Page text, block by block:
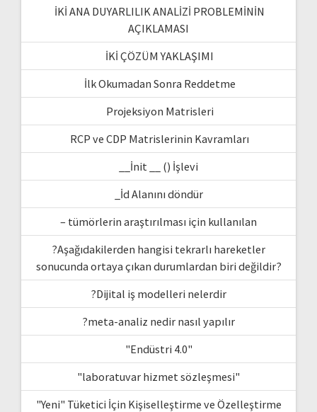
İKİ ANA DUYARLILIK ANALİZİ PROBLEMİNİN
AÇIKLAMASI
İKİ ÇÖZÜM YAKLAŞIMI
İlk Okumadan Sonra Reddetme
Projeksiyon Matrisleri
RCP ve CDP Matrislerinin Kavramları
__İnit __ () İşlevi
_İd Alanını döndür
– tümörlerin araştırılması için kullanılan
?Aşağıdakilerden hangisi tekrarlı hareketler
sonucunda ortaya çıkan durumlardan biri değildir?
?Dijital iş modelleri nelerdir
?meta-analiz nedir nasıl yapılır
"Endüstri 4.0"
"laboratuvar hizmet sözleşmesi"
"Yeni" Tüketici İçin Kişiselleştirme ve Özelleştirme